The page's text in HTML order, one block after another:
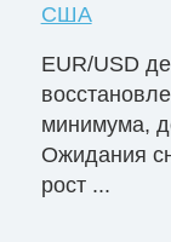
США
EUR/USD
минимума,
Ожидания
рост ...